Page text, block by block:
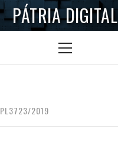
PÁTRIA DIGITAL
Menu
PL3723/2019